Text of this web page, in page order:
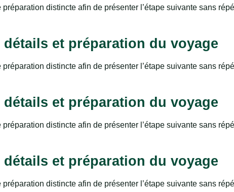
distincte afin de présenter l’étape suivante sans
et préparation du voyage
distincte afin de présenter l’étape suivante sans
et préparation du voyage
distincte afin de présenter l’étape suivante sans
et préparation du voyage
distincte afin de présenter l’étape suivante sans